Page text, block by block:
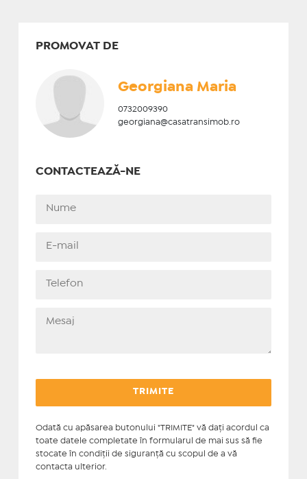
PROMOVAT DE
Georgiana Maria
0732009390
georgiana@casatransimob.ro
CONTACTEAZĂ-NE
Odată cu apăsarea butonului "TRIMITE" vă daţi acordul ca
toate datele completate în formularul de mai sus să fie
stocate în condiţii de siguranţă cu scopul de a vă
contacta ulterior.